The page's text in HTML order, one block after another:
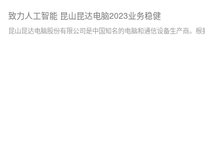
致力人工智能 昆山昆达电脑2023业务稳健
昆山昆达电脑股份有限公司是中国知名的电脑和通信设备生产商。